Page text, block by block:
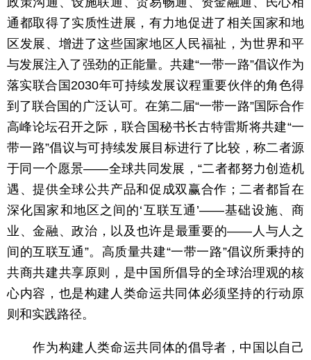
通都取得了实质性进展，有力地促进了相关国家和地
区发展、增进了这些国家地区人民福祉，为世界和平
与发展注入了强劲的正能量。共建“一带一路”倡议作为
落实联合国2030年可持续发展议程重要伙伴的角色得
到了联合国的广泛认可。在第二届“一带一路”国际合作
高峰论坛召开之际，联合国秘书长古特雷斯将共建“一
带一路”倡议与可持续发展目标进行了比较，称二者源
于同一个愿景——全球共同发展，“二者都努力创造机
遇、提供全球公共产品和促成双赢合作；二者都旨在
深化国家和地区之间的‘互联互通’——基础设施、商
业、金融、政治，以及也许是最重要的——人与人之
间的互联互通”。高质量共建“一带一路”倡议所秉持的
共商共建共享原则，是中国所倡导的全球治理观的核
心内容，也是构建人类命运共同体必须坚持的行动原
则和实践路径。
作为构建人类命运共同体的倡导者，中国以自己